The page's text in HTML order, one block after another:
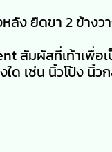
ง ยืดขา 2 ข้าง
สัมผัสที่เท้าเ
เช่น นิ้วโป้ง นิ้ว